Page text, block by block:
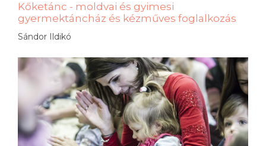
Kőketánc - moldvai és gyimesi
gyermektáncház és kézműves foglalkozás
Sándor Ildikó